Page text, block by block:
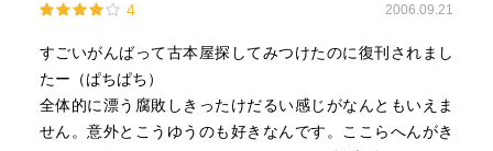
4 2006.09.21
すごいがんばって古本屋探してみつけたのに復刊されまし
たー（ぱちぱち）
全体的に漂う腐敗しきったけだるい感じがなんともいえま
せん。意外とこうゆうのも好きなんです。ここらへんがき